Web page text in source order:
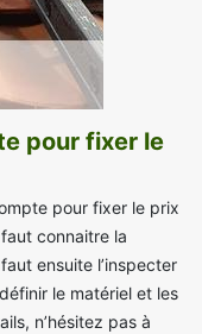
pour fixer le
pour fixer le prix
connaitre la
ensuite l’inspecter
le matériel et les
n’hésitez pas à